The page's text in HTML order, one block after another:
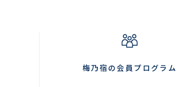
梅乃宿の会員プログラム